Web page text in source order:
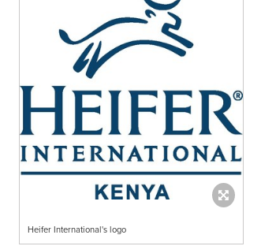
Heifer International's logo